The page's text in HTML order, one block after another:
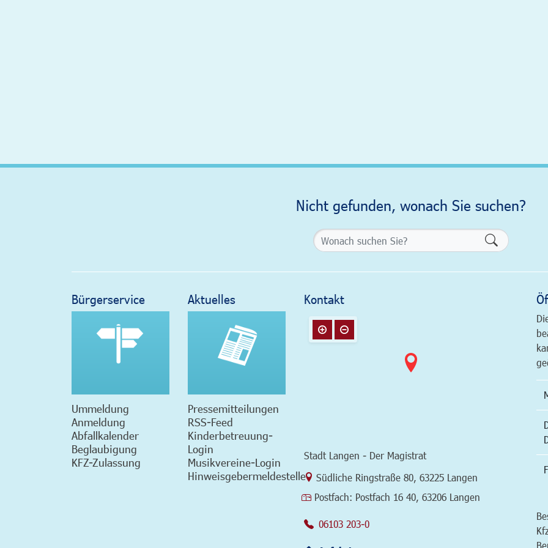
Nicht gefunden, wonach Sie suchen?
Bürgerservice
Ummeldung
Anmeldung
Abfallkalender
Beglaubigung
KFZ-Zulassung
Aktuelles
Pressemitteilungen
RSS-Feed
Kinderbetreuung-
Login
Musikvereine-Login
Hinweisgebermeldestelle
Kontakt
Stadt Langen - Der Magistrat
Link zur Google-Maps Navigation
Südliche Ringstraße 80, 63225 Langen
Postfach: Postfach 16 40, 63206 Langen
06103 203-0